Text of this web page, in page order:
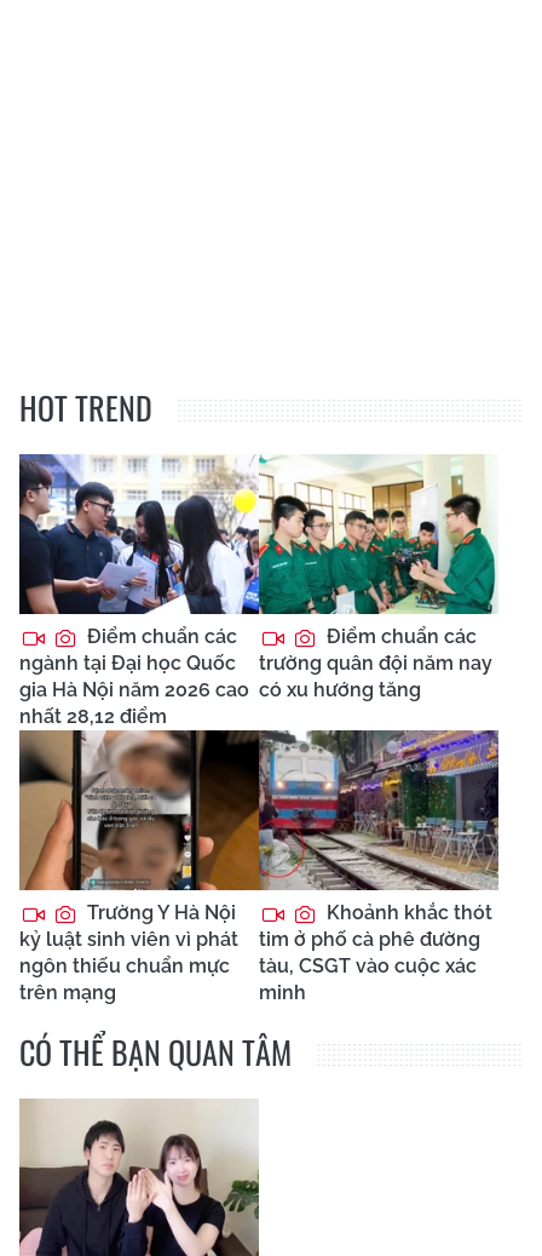
HOT TREND
Điểm chuẩn các
ngành tại Đại học Quốc
gia Hà Nội năm 2026 cao
nhất 28,12 điểm
Điểm chuẩn các
trường quân đội năm nay
có xu hướng tăng
Trường Y Hà Nội
kỷ luật sinh viên vì phát
ngôn thiếu chuẩn mực
trên mạng
Khoảnh khắc thót
tim ở phố cà phê đường
tàu, CSGT vào cuộc xác
minh
CÓ THỂ BẠN QUAN TÂM